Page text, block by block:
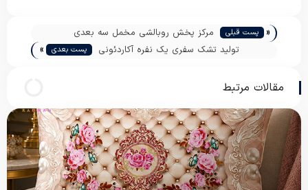
« پست قبلی
مرکز پخش روبالشی مخمل سه بعدی
تولید تشک سفری یک نفره آکاردئونی
پست بعدی »
مقالات مرتبط